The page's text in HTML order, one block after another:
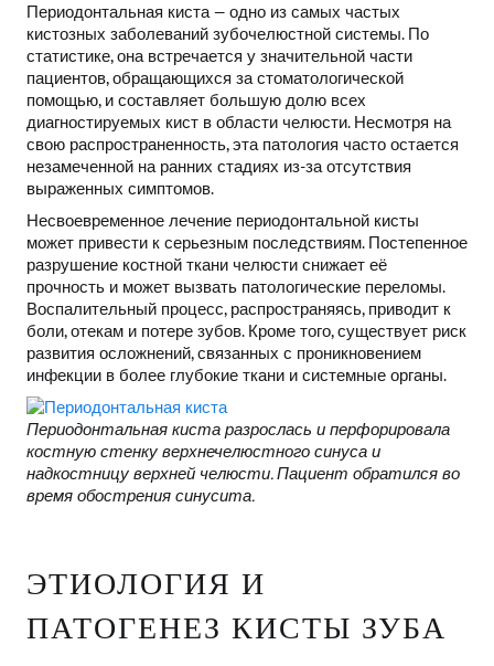
Периодонтальная киста — одно из самых частых
кистозных заболеваний зубочелюстной системы. По
статистике, она встречается у значительной части
пациентов, обращающихся за стоматологической
помощью, и составляет большую долю всех
диагностируемых кист в области челюсти. Несмотря на
свою распространенность, эта патология часто остается
незамеченной на ранних стадиях из-за отсутствия
выраженных симптомов.
Несвоевременное лечение периодонтальной кисты
может привести к серьезным последствиям. Постепенное
разрушение костной ткани челюсти снижает её
прочность и может вызвать патологические переломы.
Воспалительный процесс, распространяясь, приводит к
боли, отекам и потере зубов. Кроме того, существует риск
развития осложнений, связанных с проникновением
инфекции в более глубокие ткани и системные органы.
Периодонтальная киста разрослась и перфорировала
костную стенку верхнечелюстного синуса и
надкостницу верхней челюсти. Пациент обратился во
время обострения синусита.
ЭТИОЛОГИЯ И
ПАТОГЕНЕЗ КИСТЫ ЗУБА